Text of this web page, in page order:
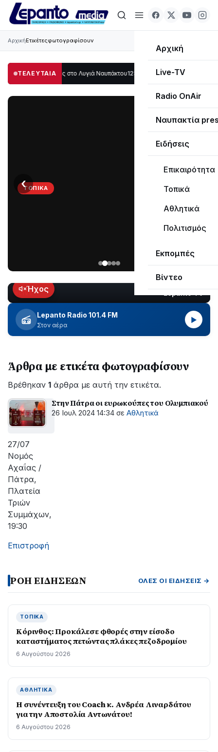
Αρχική
Live-TV
Radio OnAir
Ναυπακτία
Ειδήσεις
Επικαιρότητα
Τοπικά
Αθλητικά
Πολιτισμός
Εκπομπές
Βίντεο
ΑρχικήΕτικέτεςφωτογραφίσουν
ΤΕΛΕΥΤΑΙΑ
μέρος στο Λυγιά Ναυπάκτου12:08 Σε τροχιά υλοποίησης η
ΤΟΠΙΚΆ
Ναυπάκτου
εδώ
και
περίπου
δύο
ώρες
εξέλιξη
οι
εργασίες
ΔΕΔΔΗΕ
για
την
της
βλάβης
‹
LIVEΉχος
Lepanto Radio 101.4 FM
Στον αέρα
▶
Άρθρα με ετικέτα φωτογραφίσουν
Βρέθηκαν 1 άρθρα με αυτή την ετικέτα.
Στην Πάτρα οι ευρωκούπες του Ολυμπιακού
26 Ιουλ 2024 14:34 σε Αθλητικά
27/07
Νομός
Αχαΐας /
Πάτρα,
Πλατεία
Τριών
Συμμάχων,
19:30
Επιστροφή
ΡΟΗ ΕΙΔΗΣΕΩΝ ΌΛΕΣ ΟΙ ΕΙΔΉΣΕΙΣ →
ΤΟΠΙΚΆ
Κόρινθος: Προκάλεσε φθορές στην είσοδο
καταστήματος πετώντας πλάκες πεζοδρομίου
6 Αυγούστου 2026
ΑΘΛΗΤΙΚΆ
H συνέντευξη του Coach κ. Ανδρέα Λιναρδάτου
για την Αποστολία Αντωνάτου!
6 Αυγούστου 2026